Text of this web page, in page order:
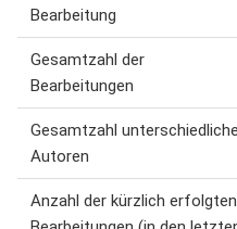
Bearbeitung
Gesamtzahl der
Bearbeitungen
Gesamtzahl
Autoren
Anzahl der kürzlich erfolgten